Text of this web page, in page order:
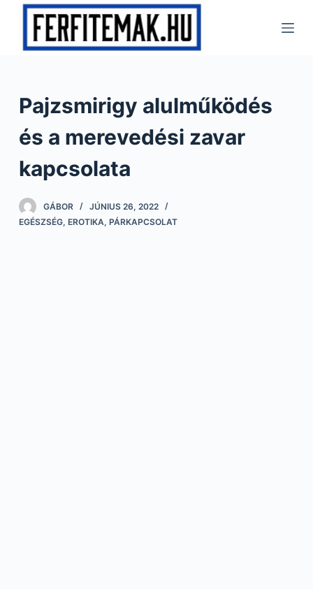
o
n
n
Pajzsmirigy alulműködés
és a merevedési zavar
kapcsolata
GÁBOR
JÚNIUS 26, 2022
EGÉSZSÉG, EROTIKA, PÁRKAPCSOLAT